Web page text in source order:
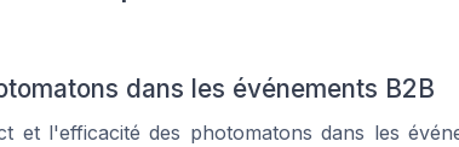
dans les événements B2B
et l'efficacité des photomatons dans les